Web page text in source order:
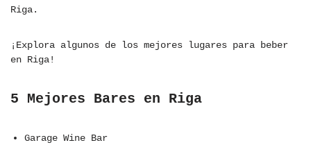
Riga.
¡Explora algunos de los mejores lugares para beber
en Riga!
5 Mejores Bares en Riga
Garage Wine Bar